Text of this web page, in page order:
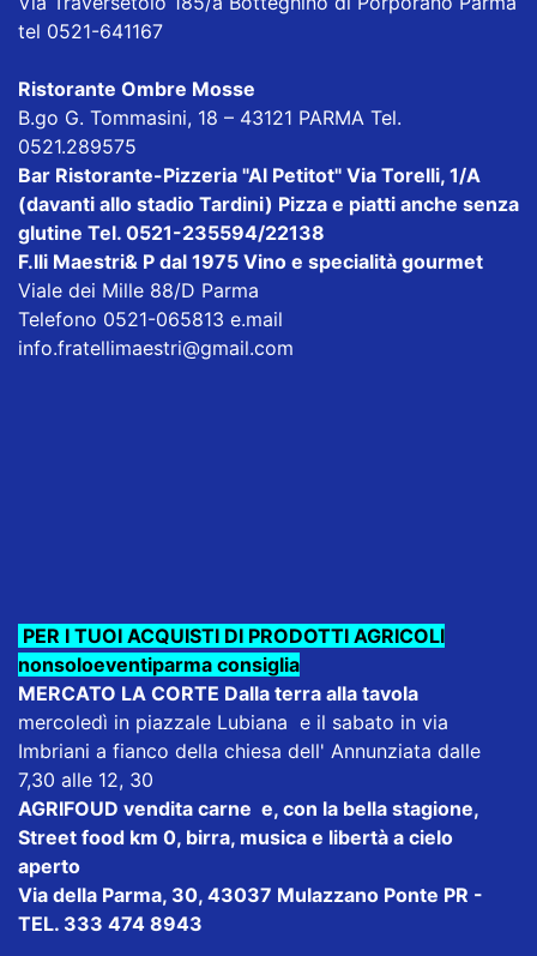
tel 0521-641167
Ristorante Ombre Mosse
B.go G. Tommasini, 18 – 43121 PARMA Tel.
0521.289575
Bar Ristorante-Pizzeria "Al Petitot" Via Torelli, 1/A
(davanti allo stadio Tardini) Pizza e piatti anche senza
glutine Tel. 0521-235594/22138
F.lli Maestri& P dal 1975 Vino e specialità gourmet
Viale dei Mille 88/D Parma
Telefono 0521-065813 e.mail
info.fratellimaestri@gmail.com
PER I TUOI ACQUISTI DI PRODOTTI AGRICOLI
nonsoloeventiparma consiglia
MERCATO LA CORTE Dalla terra alla tavola
mercoledì in piazzale Lubiana e il sabato in via
Imbriani a fianco della chiesa dell' Annunziata dalle
7,30 alle 12, 30
AGRIFOUD vendita carne e, con la bella stagione,
Street food km 0, birra, musica e libertà a cielo
aperto
Via della Parma, 30, 43037 Mulazzano Ponte PR -
TEL. 333 474 8943